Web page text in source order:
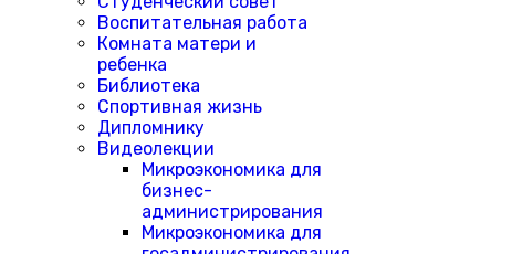
Воспитательная работа
Комната матери и
ребенка
Библиотека
Спортивная жизнь
Дипломнику
Видеолекции
Микроэкономика для
бизнес-
администрирования
Микроэкономика для